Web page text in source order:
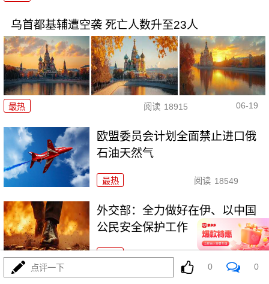
乌首都基辅遭空袭 死亡人数升至23人
最热 阅读 18915 06-19
欧盟委员会计划全面禁止进口俄
石油天然气
最热 阅读 18549
外交部：全力做好在伊、以中国
公民安全保护工作
最热
点评一下 0 0